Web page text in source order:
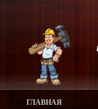
ГЛАВНАЯ